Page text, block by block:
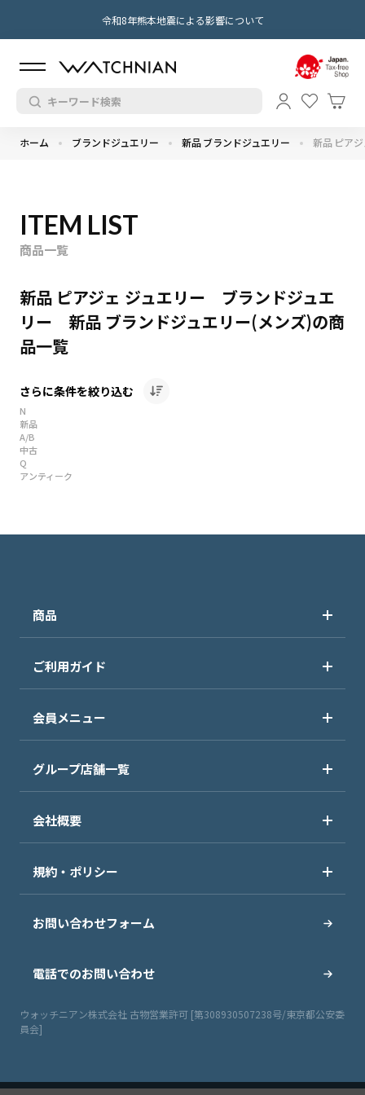
令和8年熊本地震による影響について
ホーム ブランドジュエリー 新品 ブランドジュエリー 新品 ピア
ITEM LIST
商品一覧
新品 ピアジェ ジュエリー ブランドジュエ
リー 新品 ブランドジュエリー(メンズ)の商
品一覧
さらに条件を絞り込む
N
新品
A/B
中古
Q
アンティーク
商品
ご利用ガイド
会員メニュー
グループ店舗一覧
会社概要
規約・ポリシー
お問い合わせフォーム
電話でのお問い合わせ
ウォッチニアン株式会社 古物営業許可 [第308930507238号/東京都公安委
員会]